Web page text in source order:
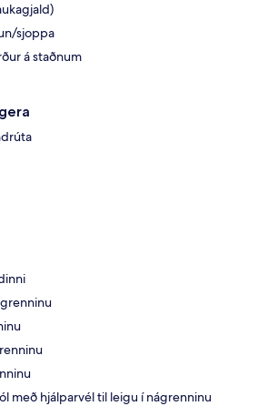
sjoppa
á staðnum
með hjálparvél til leigu í nágrenninu